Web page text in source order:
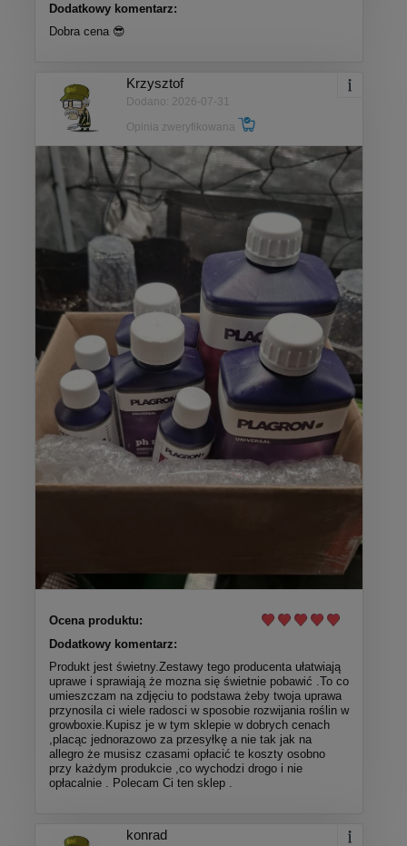
Dodatkowy komentarz:
Dobra cena 😎
Krzysztof
Dodano: 2026-07-31
Opinia zweryfikowana
Ocena produktu:
Dodatkowy komentarz:
Produkt jest świetny.Zestawy tego producenta ułatwiają
uprawe i sprawiają że mozna się świetnie pobawić .To co
umieszczam na zdjęciu to podstawa żeby twoja uprawa
przynosila ci wiele radosci w sposobie rozwijania roślin w
growboxie.Kupisz je w tym sklepie w dobrych cenach
,placąc jednorazowo za przesyłkę a nie tak jak na
allegro że musisz czasami opłacić te koszty osobno
przy każdym produkcie ,co wychodzi drogo i nie
opłacalnie . Polecam Ci ten sklep .
konrad